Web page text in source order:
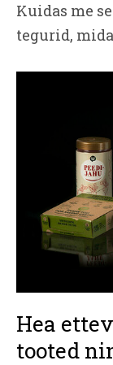
Kuidas me
tegurid,
Hea
tooted